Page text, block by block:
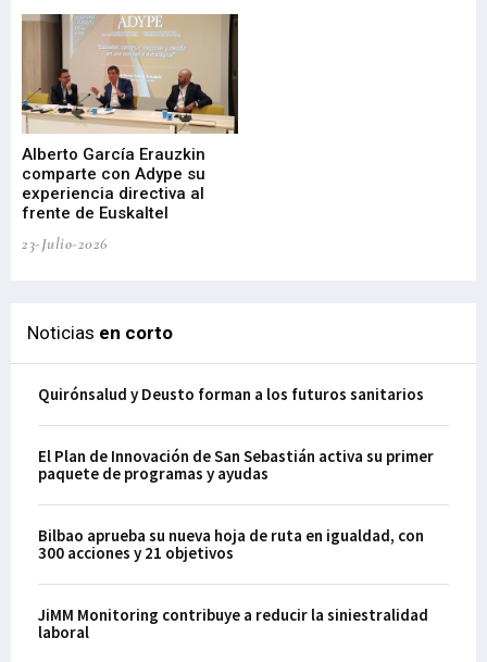
Alberto García Erauzkin
comparte con Adype su
experiencia directiva al
frente de Euskaltel
23-Julio-2026
Noticias en corto
Quirónsalud y Deusto forman a los futuros sanitarios
El Plan de Innovación de San Sebastián activa su primer
paquete de programas y ayudas
Bilbao aprueba su nueva hoja de ruta en igualdad, con
300 acciones y 21 objetivos
JiMM Monitoring contribuye a reducir la siniestralidad
laboral